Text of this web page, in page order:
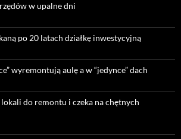
w upalne dni
po 20 latach działkę inwestycyjną
wyremontują aulę a w “jedynce” dach
do remontu i czeka na chętnych